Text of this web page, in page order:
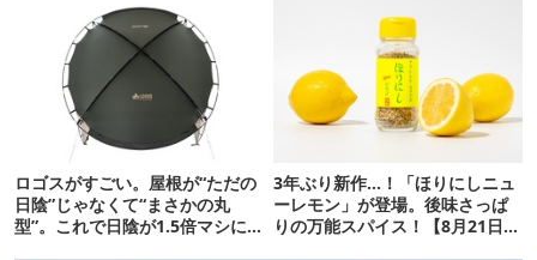
ロゴスがすごい。屋根が“ただの
日陰”じゃなくて“まさかの丸
型”。これで日陰が1.5倍マシに
3年ぶり新作…！「ほりにしニュ
ーレモン」が登場。後味さっぱ
りの万能スパイス！【8月21日発